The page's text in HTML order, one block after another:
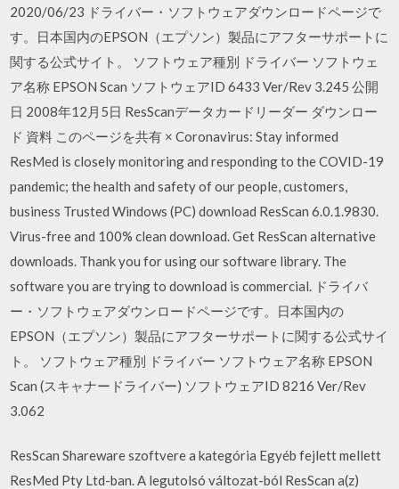
2020/06/23 ドライバー・ソフトウェアダウンロードページで
す。日本国内のEPSON（エプソン）製品にアフターサポートに
関する公式サイト。 ソフトウェア種別 ドライバー ソフトウェ
ア名称 EPSON Scan ソフトウェアID 6433 Ver/Rev 3.245 公開
日 2008年12月5日 ResScanデータカードリーダー ダウンロー
ド 資料 このページを共有 × Coronavirus: Stay informed
ResMed is closely monitoring and responding to the COVID-19
pandemic; the health and safety of our people, customers,
business Trusted Windows (PC) download ResScan 6.0.1.9830.
Virus-free and 100% clean download. Get ResScan alternative
downloads. Thank you for using our software library. The
software you are trying to download is commercial. ドライバ
ー・ソフトウェアダウンロードページです。日本国内の
EPSON（エプソン）製品にアフターサポートに関する公式サイ
ト。 ソフトウェア種別 ドライバー ソフトウェア名称 EPSON
Scan (スキャナードライバー) ソフトウェアID 8216 Ver/Rev
3.062
ResScan Shareware szoftvere a kategória Egyéb fejlett mellett
ResMed Pty Ltd-ban. A legutolsó változat-ból ResScan a(z)